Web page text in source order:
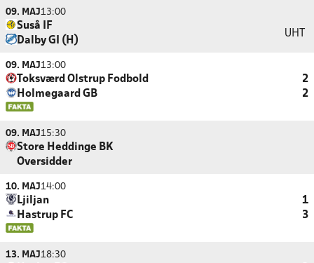
09. MAJ13:00
Suså IF
Dalby GI (H)
UHT
09. MAJ13:00
Toksværd Olstrup Fodbold
2
Holmegaard GB
2
09. MAJ15:30
Store Heddinge BK
Oversidder
10. MAJ14:00
Ljiljan
1
Hastrup FC
3
13. MAJ18:30